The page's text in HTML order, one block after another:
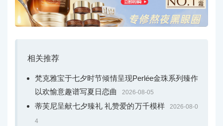
相关推荐
梵克雅宝于七夕时节倾情呈现Perlée金珠系列臻作
以欢愉意趣谱写夏日恋曲
2026-08-05
蒂芙尼呈献七夕臻礼 礼赞爱的万千模样 2026-08-0
4